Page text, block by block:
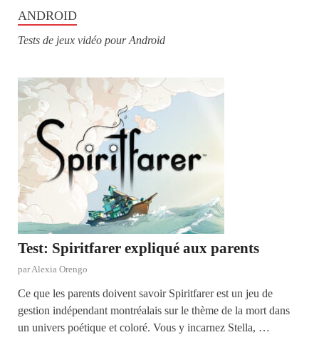
ANDROID
Tests de jeux vidéo pour Android
Test: Spiritfarer expliqué aux parents
parAlexia Orengo
Ce que les parents doivent savoir Spiritfarer est un jeu de
gestion indépendant montréalais sur le thème de la mort dans
un univers poétique et coloré. Vous y incarnez Stella, …